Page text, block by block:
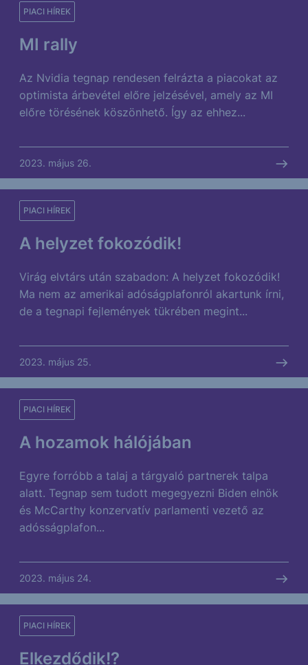
MI rally
PIACI HÍREK
Az Nvidia tegnap rendesen felrázta a piacokat az
optimista árbevétel előre jelzésével, amely az MI
előre törésének köszönhető. Így az ehhez...
2023. május 26.
A helyzet fokozódik!
PIACI HÍREK
Virág elvtárs után szabadon: A helyzet fokozódik!
Ma nem az amerikai adóságplafonról akartunk írni,
de a tegnapi fejlemények tükrében megint...
2023. május 25.
A hozamok hálójában
PIACI HÍREK
Egyre forróbb a talaj a tárgyaló partnerek talpa
alatt. Tegnap sem tudott megegyezni Biden elnök
és McCarthy konzervatív parlamenti vezető az
adósságplafon...
2023. május 24.
Elkezdődik!?
PIACI HÍREK